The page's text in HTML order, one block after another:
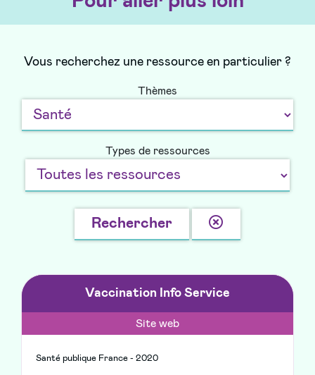
Vous recherchez une ressource en particulier ?
Thèmes
Types de ressources
Rechercher
la
Vaccination Info Service
Site web
Santé publique France - 2020